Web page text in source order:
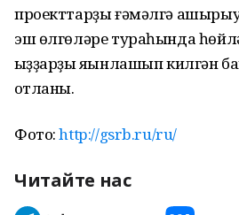
проекттарҙы ғәмәлгә
эш өлгөләре тураһында
ҡыҙҙарҙы яҡынлашып килгән
ҡотланы.
Фото:http://gsrb.ru/ru/
Читайте нас